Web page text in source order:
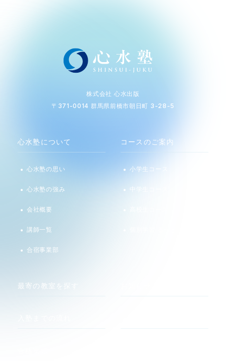
株式会社 心水出版
〒371-0014 群馬県前橋市朝日町 3-28-5
心水塾について
心水塾の思い
心水塾の強み
会社概要
講師一覧
合宿事業部
コースのご案内
小学生コース
中学生コース
最寄の教室を探す